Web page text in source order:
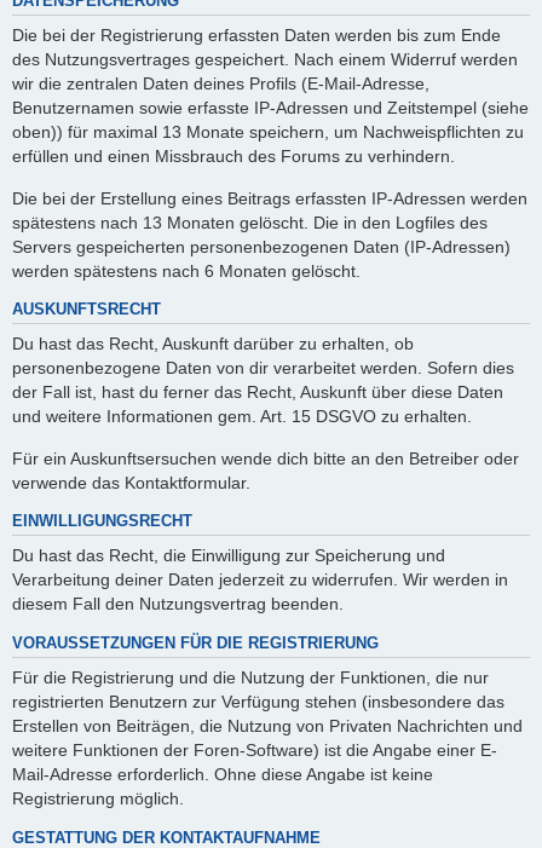
Die bei der Registrierung erfassten Daten werden bis zum Ende
des Nutzungsvertrages gespeichert. Nach einem Widerruf werden
wir die zentralen Daten deines Profils (E-Mail-Adresse,
Benutzernamen sowie erfasste IP-Adressen und Zeitstempel (siehe
oben)) für maximal 13 Monate speichern, um Nachweispflichten zu
erfüllen und einen Missbrauch des Forums zu verhindern.
Die bei der Erstellung eines Beitrags erfassten IP-Adressen werden
spätestens nach 13 Monaten gelöscht. Die in den Logfiles des
Servers gespeicherten personenbezogenen Daten (IP-Adressen)
werden spätestens nach 6 Monaten gelöscht.
AUSKUNFTSRECHT
Du hast das Recht, Auskunft darüber zu erhalten, ob
personenbezogene Daten von dir verarbeitet werden. Sofern dies
der Fall ist, hast du ferner das Recht, Auskunft über diese Daten
und weitere Informationen gem. Art. 15 DSGVO zu erhalten.
Für ein Auskunftsersuchen wende dich bitte an den Betreiber oder
verwende das Kontaktformular.
EINWILLIGUNGSRECHT
Du hast das Recht, die Einwilligung zur Speicherung und
Verarbeitung deiner Daten jederzeit zu widerrufen. Wir werden in
diesem Fall den Nutzungsvertrag beenden.
VORAUSSETZUNGEN FÜR DIE REGISTRIERUNG
Für die Registrierung und die Nutzung der Funktionen, die nur
registrierten Benutzern zur Verfügung stehen (insbesondere das
Erstellen von Beiträgen, die Nutzung von Privaten Nachrichten und
weitere Funktionen der Foren-Software) ist die Angabe einer E-
Mail-Adresse erforderlich. Ohne diese Angabe ist keine
Registrierung möglich.
GESTATTUNG DER KONTAKTAUFNAHME